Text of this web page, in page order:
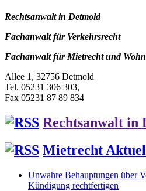
Rechtsanwalt in Detmold
Fachanwalt für Verkehrsrecht
Fachanwalt für Mietrecht und
Allee 1, 32756 Detmold
Tel. 05231 306 303,
Fax 05231 87 89 834
Rechtsanwalt in
Mietrecht
Unwahre Behauptungen über
Kündigung rechtfertigen